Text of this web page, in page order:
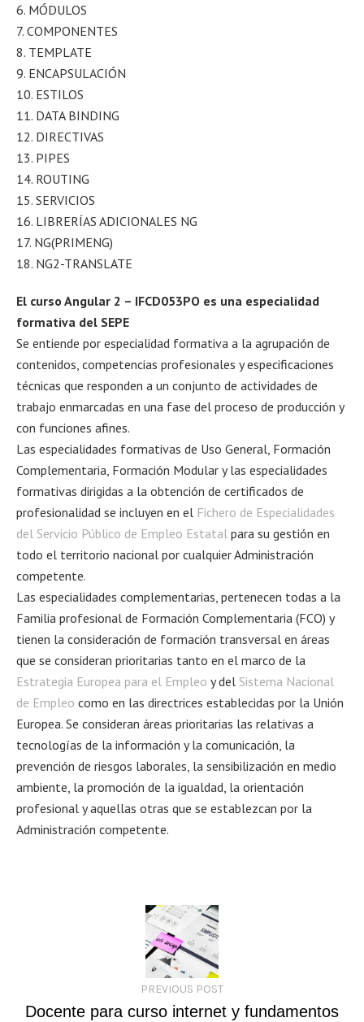
6. MÓDULOS
7. COMPONENTES
8. TEMPLATE
9. ENCAPSULACIÓN
10. ESTILOS
11. DATA BINDING
12. DIRECTIVAS
13. PIPES
14. ROUTING
15. SERVICIOS
16. LIBRERÍAS ADICIONALES NG
17. NG(PRIMENG)
18. NG2-TRANSLATE
El curso Angular 2 – IFCD053PO es una especialidad
formativa del SEPE
Se entiende por especialidad formativa a la agrupación de
contenidos, competencias profesionales y especificaciones
técnicas que responden a un conjunto de actividades de
trabajo enmarcadas en una fase del proceso de producción y
con funciones afines.
Las especialidades formativas de Uso General, Formación
Complementaria, Formación Modular y las especialidades
formativas dirigidas a la obtención de certificados de
profesionalidad se incluyen en el Fichero de Especialidades
del Servicio Público de Empleo Estatal para su gestión en
todo el territorio nacional por cualquier Administración
competente.
Las especialidades complementarias, pertenecen todas a la
Familia profesional de Formación Complementaria (FCO) y
tienen la consideración de formación transversal en áreas
que se consideran prioritarias tanto en el marco de la
Estrategia Europea para el Empleo y del Sistema Nacional
de Empleo como en las directrices establecidas por la Unión
Europea. Se consideran áreas prioritarias las relativas a
tecnologías de la información y la comunicación, la
prevención de riesgos laborales, la sensibilización en medio
ambiente, la promoción de la igualdad, la orientación
profesional y aquellas otras que se establezcan por la
Administración competente.
PREVIOUS POST
Docente para curso internet y fundamentos